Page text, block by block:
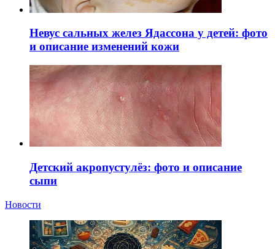
Невус сальных желез Ядассона у детей: фото
и описание изменений кожи
Детский акропустулёз: фото и описание
сыпи
Новости